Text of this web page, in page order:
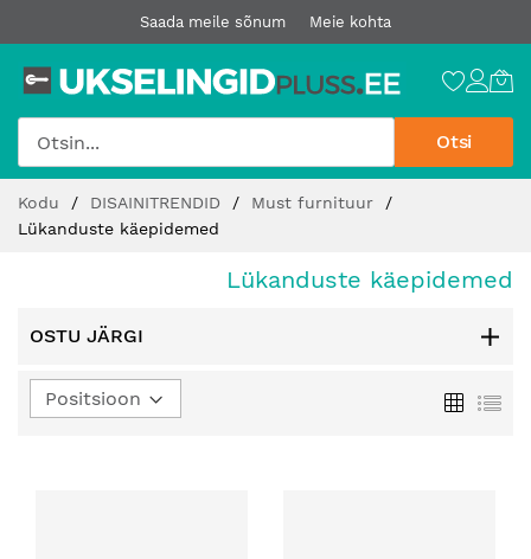
Saada meile sõnum Meie kohta
Otsi
sisu
juurde
Kodu DISAINITRENDID
Must furnituur
Lükanduste käepidemed
Lükanduste käepidemed
OSTU JÄRGI